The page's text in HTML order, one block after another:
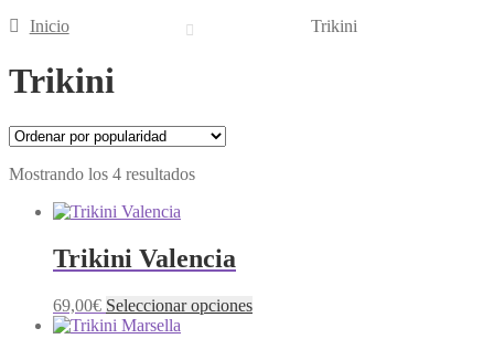
Inicio Trikini
Trikini
Mostrando los 4 resultados
Trikini Valencia
69,00€ Seleccionar opciones